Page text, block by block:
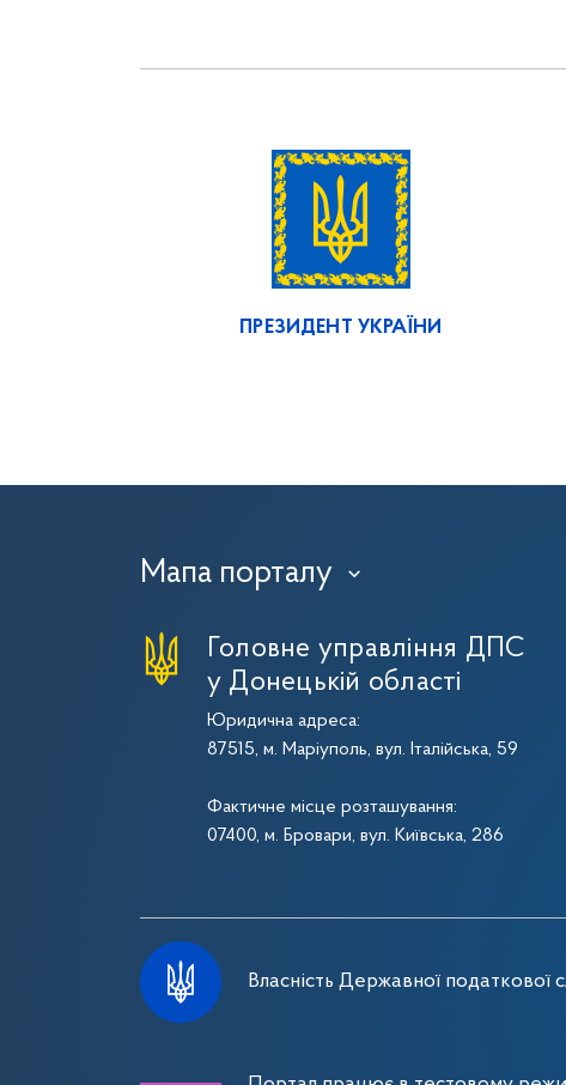
ПРЕЗИДЕНТ УКРАЇНИ
Мапа порталу ›
Головне управління ДПС
у Донецькій області
Юридична адреса:
87515, м. Маріуполь, вул. Італійська, 59
Фактичне місце розташування:
07400, м. Бровари, вул. Київська, 286
Власність Державної податкової